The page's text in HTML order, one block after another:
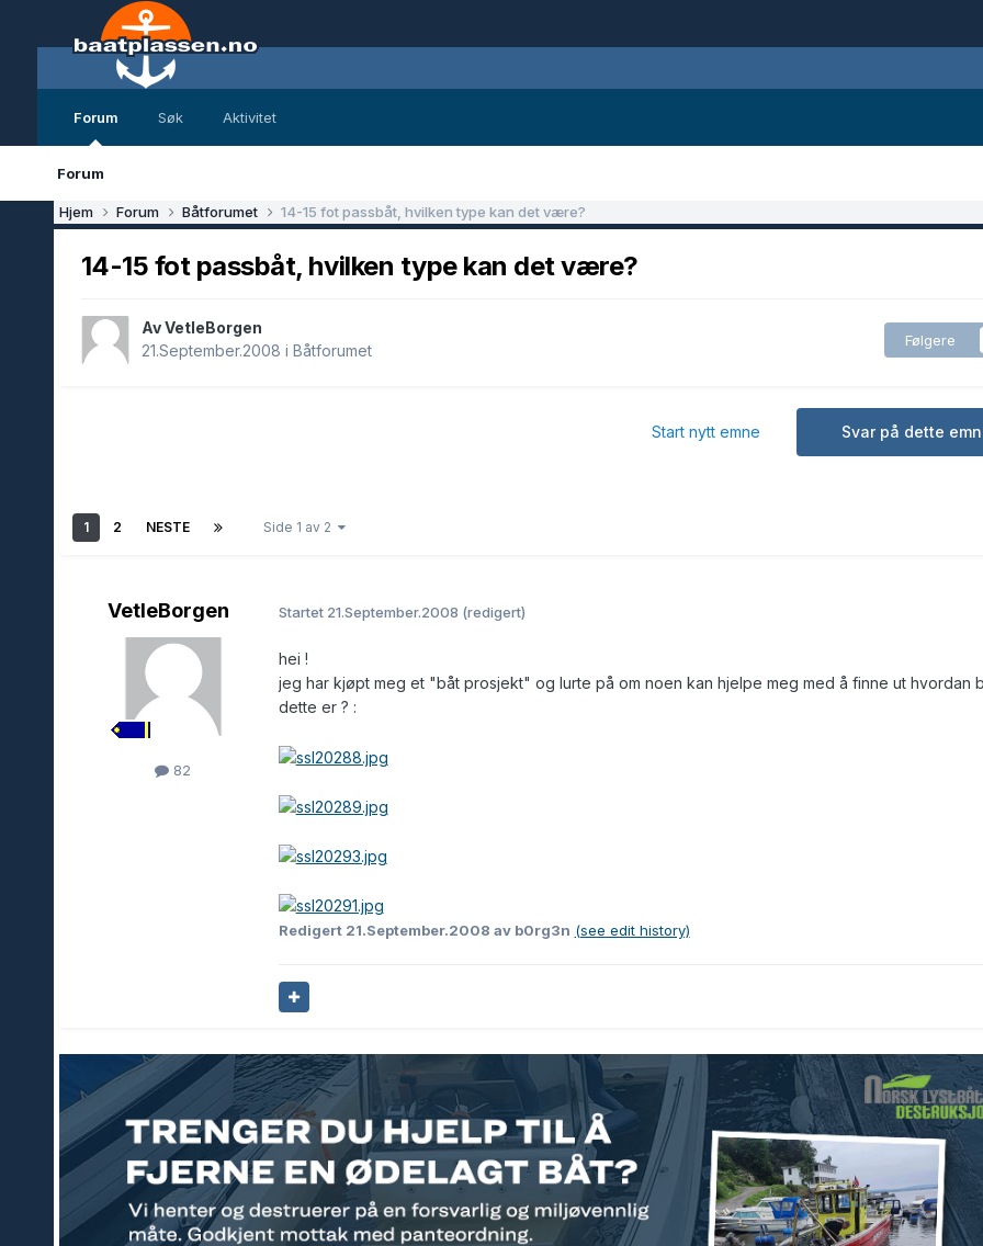
Forum
Forum
Søk Aktivitet
Hjem Forum Båtforumet 14-15 fot passbåt, hvilken type kan det være?
14-15 fot passbåt, hvilken type kan det være?
Av VetleBorgen
21.September.2008 i Båtforumet
Følgere
Svar på dette
Start nytt emne
1 2 NESTE Side 1 av 2
VetleBorgen
82
Startet 21.September.2008 (redigert)
hei !
jeg har kjøpt meg et "båt prosjekt" og lurte på om noen kan hjelpe meg med å finne ut hvordan
dette er ? :
Redigert 21.September.2008 av b0rg3n (see edit history)